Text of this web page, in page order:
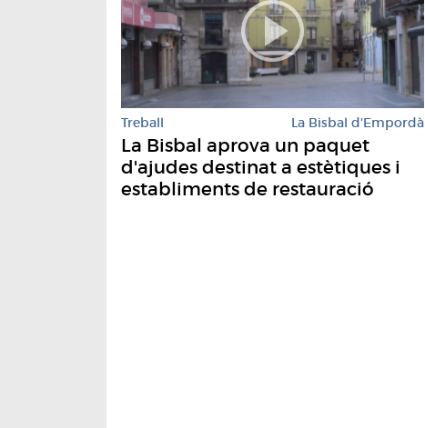
Treball La Bisbal d'Empordà
La Bisbal aprova un paquet
d'ajudes destinat a estètiques i
establiments de restauració